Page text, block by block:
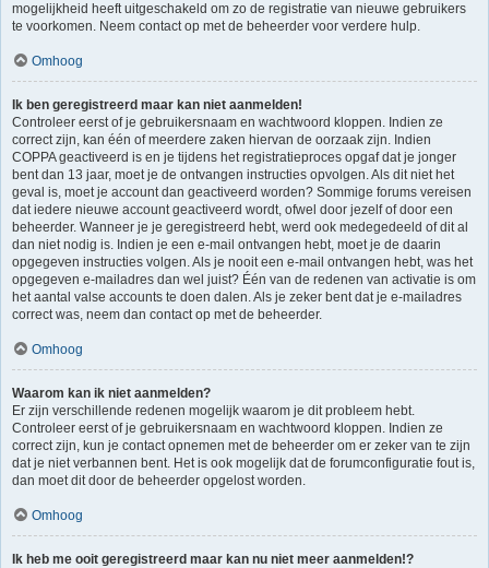
mogelijkheid heeft uitgeschakeld om zo de registratie van nieuwe gebruikers
te voorkomen. Neem contact op met de beheerder voor verdere hulp.
Omhoog
Ik ben geregistreerd maar kan niet aanmelden!
Controleer eerst of je gebruikersnaam en wachtwoord kloppen. Indien ze
correct zijn, kan één of meerdere zaken hiervan de oorzaak zijn. Indien
COPPA geactiveerd is en je tijdens het registratieproces opgaf dat je jonger
bent dan 13 jaar, moet je de ontvangen instructies opvolgen. Als dit niet het
geval is, moet je account dan geactiveerd worden? Sommige forums vereisen
dat iedere nieuwe account geactiveerd wordt, ofwel door jezelf of door een
beheerder. Wanneer je je geregistreerd hebt, werd ook medegedeeld of dit al
dan niet nodig is. Indien je een e-mail ontvangen hebt, moet je de daarin
opgegeven instructies volgen. Als je nooit een e-mail ontvangen hebt, was het
opgegeven e-mailadres dan wel juist? Één van de redenen van activatie is om
het aantal valse accounts te doen dalen. Als je zeker bent dat je e-mailadres
correct was, neem dan contact op met de beheerder.
Omhoog
Waarom kan ik niet aanmelden?
Er zijn verschillende redenen mogelijk waarom je dit probleem hebt.
Controleer eerst of je gebruikersnaam en wachtwoord kloppen. Indien ze
correct zijn, kun je contact opnemen met de beheerder om er zeker van te zijn
dat je niet verbannen bent. Het is ook mogelijk dat de forumconfiguratie fout is,
dan moet dit door de beheerder opgelost worden.
Omhoog
Ik heb me ooit geregistreerd maar kan nu niet meer aanmelden!?